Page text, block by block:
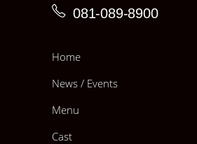
081-089-8900
Home
News / Events
Menu
Cast